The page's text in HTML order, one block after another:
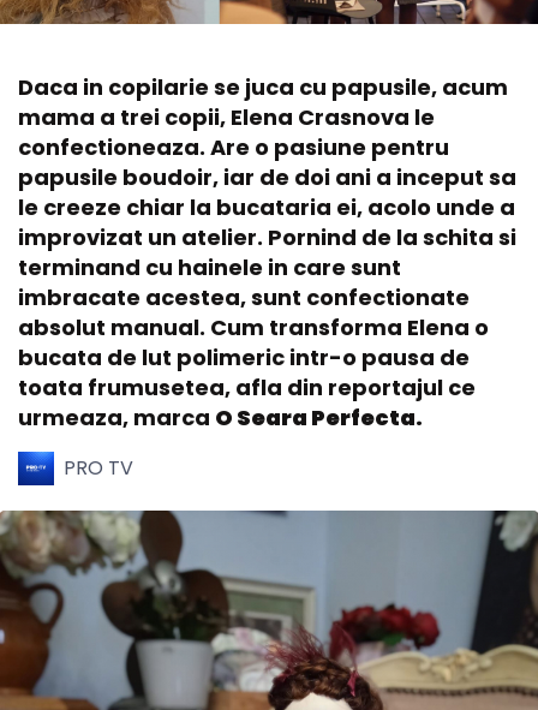
Daca in copilarie se juca cu papusile, acum
mama a trei copii, Elena Crasnova le
confectioneaza. Are o pasiune pentru
papusile boudoir, iar de doi ani a inceput sa
le creeze chiar la bucataria ei, acolo unde a
improvizat un atelier. Pornind de la schita si
terminand cu hainele in care sunt
imbracate acestea, sunt confectionate
absolut manual. Cum transforma Elena o
bucata de lut polimeric intr-o pausa de
toata frumusetea, afla din reportajul ce
urmeaza, marca O Seara Perfecta.
PRO TV